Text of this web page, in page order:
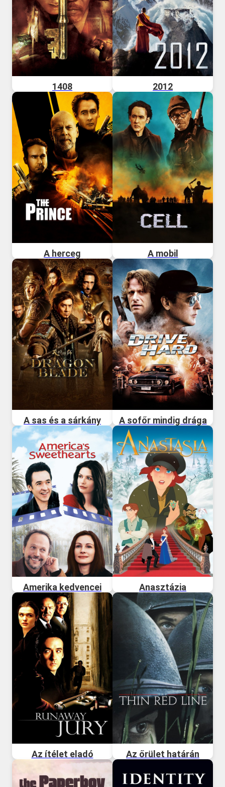
1408 2012
A herceg A mobil
A sas és a sárkány A sofőr mindig drága
Amerika kedvencei Anasztázia
Az ítélet eladó Az őrület határán